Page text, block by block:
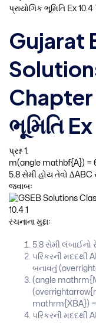
પ્રાયોગિક ભૂમિતિ Ex
Gujarat
Chapter
ભૂમિતિ
પ્રશ્ન 1.
m(angle mathbf{A}) =
5.8 સેમી હોય તેવો ∆ABC
જવાબઃ
રચનાના મુદ્દાઃ
5.8 સેમી લંબાઈનો
પરિકરની મદદથી
બનાવતું
(angle
mathrm{XBA}) =
પરિકરની મદદથી